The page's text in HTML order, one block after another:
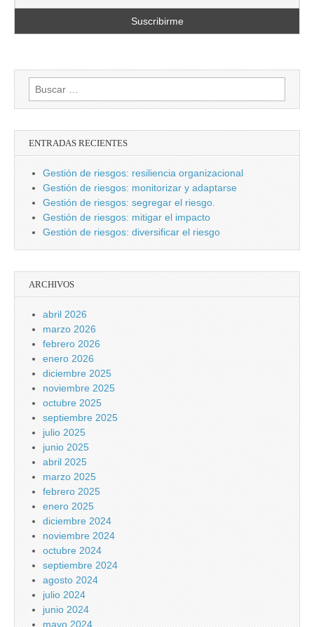
Buscar:
ENTRADAS RECIENTES
Gestión de riesgos: resiliencia organizacional
Gestión de riesgos: monitorizar y adaptarse
Gestión de riesgos: segregar el riesgo.
Gestión de riesgos: mitigar el impacto
Gestión de riesgos: diversificar el riesgo
ARCHIVOS
abril 2026
marzo 2026
febrero 2026
enero 2026
diciembre 2025
noviembre 2025
octubre 2025
septiembre 2025
julio 2025
junio 2025
abril 2025
marzo 2025
febrero 2025
enero 2025
diciembre 2024
noviembre 2024
octubre 2024
septiembre 2024
agosto 2024
julio 2024
junio 2024
mayo 2024